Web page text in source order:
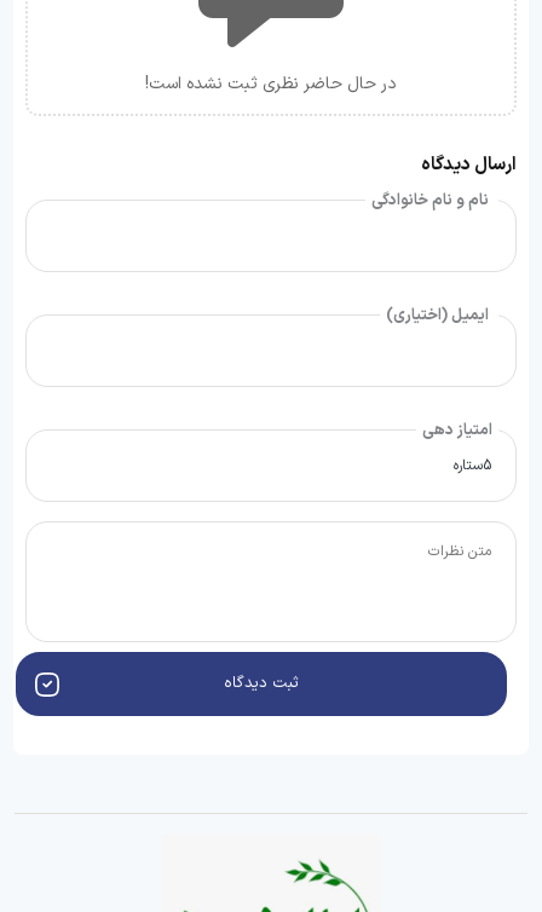
در حال حاضر نظری ثبت نشده است!
ارسال دیدگاه
نام و نام خانوادگی
ایمیل (اختیاری)
امتیاز دهی
ثبت دیدگاه